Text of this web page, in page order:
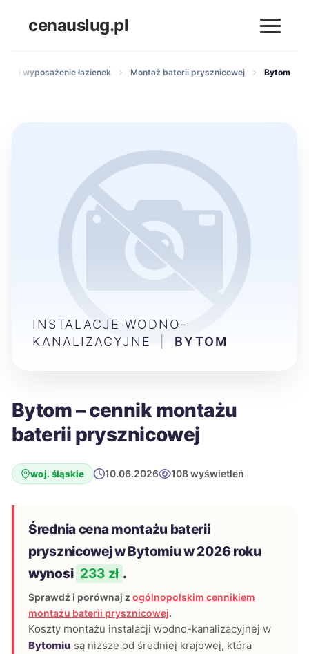
cenauslug.pl
i wyposażenie łazienek Montaż baterii prysznicowej Bytom
Bytom – cennik montażu
baterii prysznicowej
woj. śląskie 10.06.2026 108 wyświetleń
Średnia cena montażu baterii
prysznicowej w Bytomiu w 2026 roku
wynosi 233 zł .
Sprawdź i porównaj z ogólnopolskim cennikiem
montażu baterii prysznicowej.
Koszty montażu instalacji wodno-kanalizacyjnej w
Bytomiu są niższe od średniej krajowej, która
INSTALACJE WODNO-
KANALIZACYJNE
BYTOM